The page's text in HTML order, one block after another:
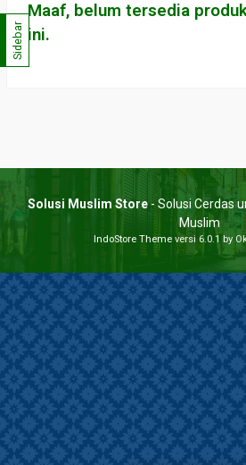
Maaf, belum tersedia
ini.
Sidebar
Solusi Muslim Store- Solusi Cerdas
Muslim
IndoStore Theme versi 6.0.1 by